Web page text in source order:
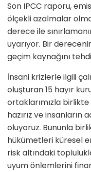
Son IPCC raporu,
ölçekli azalmalar
derece ile
uyarıyor. Bir
geçim kaynağını
İnsani krizlerle ilgili
oluşturan 15 hayır
ortaklarımızla
hazırız ve insanların
oluyoruz. Bununla
hükümetleri küresel
risk altındaki
uyum önlemlerini